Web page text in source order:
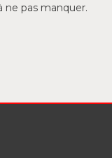
ne pas manquer.